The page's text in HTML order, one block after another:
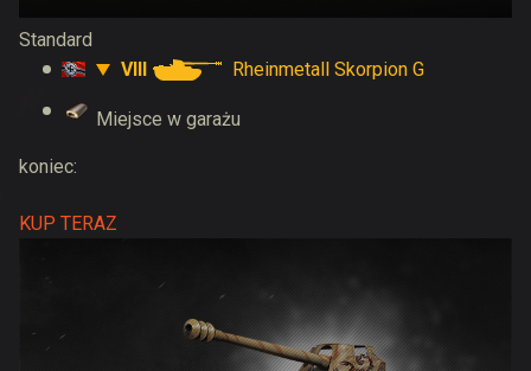
Standard
VIII
Rheinmetall Skorpion G
Miejsce w garażu
koniec:
KUP TERAZ